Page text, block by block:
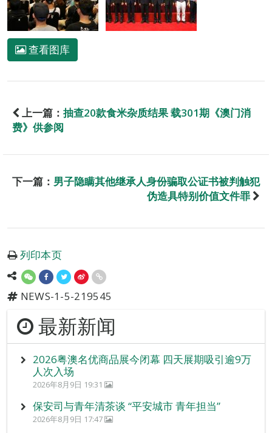
查看图库
上一篇： 抽查20款食米杂质结果 载301期《澳门消
费》供参阅
下一篇： 男子隐瞒其他继承人身份骗取公证书被判触犯
伪造具特别价值文件罪
列印本页
NEWS-1-5-219545
最新新闻
2026粤澳名优商品展今闭幕 四天展期吸引逾9万
人次入场
2026年8月9日 19:31
保安司与青年清茶谈 “平安城市 青年担当”
2026年8月9日 17:47